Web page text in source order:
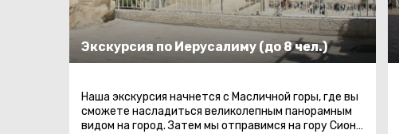
Экскурсия по Иерусалиму (до 8 чел.)
Наша экскурсия начнется с Масличной горы, где вы
сможете насладиться великолепным панорамным
видом на город. Затем мы отправимся на гору Сион,